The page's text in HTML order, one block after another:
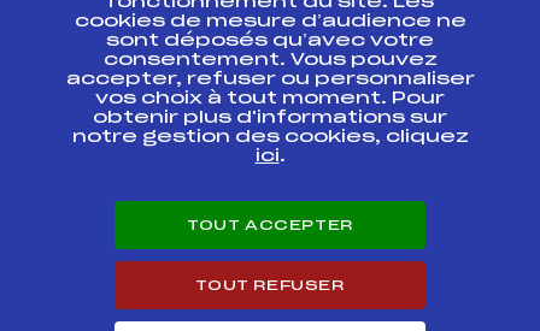
Projet de performance fédéral
Antidopage
Pôle Développement, Formation, Suivi
Scientifique
Listes ministérielles
Pôle vie de l’athlète
Enseignement professionnel
Carrières
cookies de mesure d’audience ne
sont déposés qu’avec votre
consentement. Vous pouvez
accepter, refuser ou personnaliser
vos choix à tout moment. Pour
obtenir plus d'informations sur
notre gestion des cookies, cliquez
ici.
TOUT ACCEPTER
TOUT REFUSER